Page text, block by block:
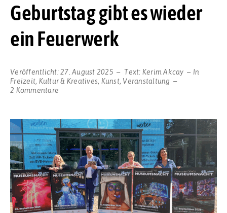
Geburtstag gibt es wieder
ein Feuerwerk
Veröffentlicht:27. August 2025 Text: Kerim Akcay
In
Freizeit, Kultur & Kreatives, Kunst, Veranstaltung
2 Kommentare
feiert
Jubiläum:
Zum
25.
Geburtstag
gibt
es
wieder
ein
Feuerwerk